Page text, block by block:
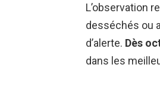
L’observation
desséchés ou
d’alerte. Dès
dans les